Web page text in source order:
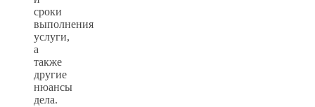
сроки
выполнения
услуги,
а
также
другие
нюансы
дела.